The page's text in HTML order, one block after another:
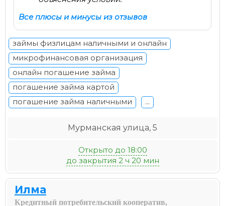
Все плюсы и минусы из отзывов
займы физлицам наличными и онлайн
микрофинансовая организация
онлайн погашение займа
погашение займа картой
погашение займа наличными
...
Мурманская улица, 5
Открыто до 18:00
до закрытия 2 ч 20 мин
Илма
Кредитный потребительский кооператив,